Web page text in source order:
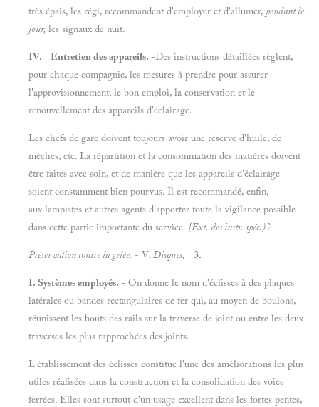
très épais, les régi, recommandent d'employer et d'allumer, pendant le
jour, les signaux de nuit.
IV. Entretien des appareils. -Des instructions détaillées règlent,
pour chaque compagnie, les mesures à prendre pour assurer
l'approvisionnement, le bon emploi, la conservation et le
renouvellement des appareils d'éclairage.
Les chefs de gare doivent toujours avoir une réserve d'huile, de
mèches, etc. La répartition et la consommation des matières doivent
être faites avec soin, et de manière que les appareils d'éclairage
soient constamment bien pourvus. Il est recommandé, enfin,
aux lampistes et autres agents d'apporter toute la vigilance possible
dans cette partie importante du service. {Ext. des instr. spéc.) ?
Préservation contre la gelée. - V. Disques, | 3.
I. Systèmes employés. - On donne le nom d'éclisses à des plaques
latérales ou bandes rectangulaires de fer qui, au moyen de boulons,
réunissent les bouts des rails sur la traverse de joint ou entre les deux
traverses les plus rapprochées des joints.
L'établissement des éclisses constitue l'une des améliorations les plus
utiles réalisées dans la construction et la consolidation des voies
ferrées. Elles sont surtout d'un usage excellent dans les fortes pentes,